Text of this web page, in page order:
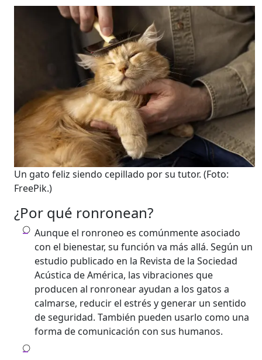
Un gato feliz siendo cepillado por su tutor. (Foto:
FreePik.)
¿Por qué ronronean?
Aunque el ronroneo es comúnmente asociado
con el bienestar, su función va más allá. Según un
estudio publicado en la Revista de la Sociedad
Acústica de América, las vibraciones que
producen al ronronear ayudan a los gatos a
calmarse, reducir el estrés y generar un sentido
de seguridad. También pueden usarlo como una
forma de comunicación con sus humanos.